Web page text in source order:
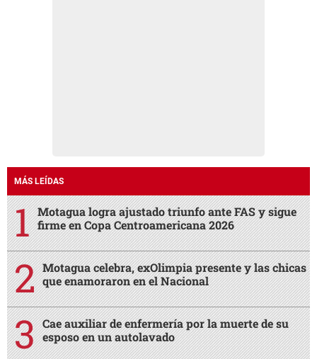
MÁS LEÍDAS
Motagua logra ajustado triunfo ante FAS y sigue
firme en Copa Centroamericana 2026
Motagua celebra, exOlimpia presente y las chicas
que enamoraron en el Nacional
Cae auxiliar de enfermería por la muerte de su
esposo en un autolavado